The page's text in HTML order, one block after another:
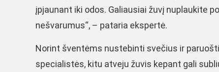
įpjaunant iki odos. Galiausiai žuvį nuplaukite
nešvarumus“, – pataria ekspertė.
Norint šventėms nustebinti svečius ir
specialistės, kitu atveju žuvis kepant gali